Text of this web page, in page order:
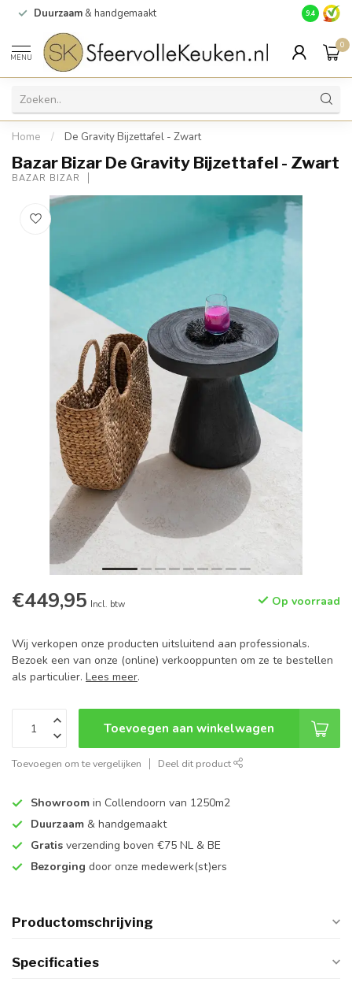
Duurzaam & handgemaakt Gratis
9.4
MENU
0
Home / De Gravity Bijzettafel - Zwart
Bazar Bizar De Gravity Bijzettafel - Zwart
BAZAR BIZAR
€449,95 Incl. btw Op voorraad
Wij verkopen onze producten uitsluitend aan professionals.
Bezoek een van onze (online) verkooppunten om ze te bestellen
als particulier. Lees meer.
Toevoegen aan winkelwagen
Toevoegen om te vergelijken Deel dit product
Showroom in Collendoorn van 1250m2
Duurzaam & handgemaakt
Gratis verzending boven €75 NL & BE
Bezorging door onze medewerk(st)ers
Productomschrijving
Specificaties